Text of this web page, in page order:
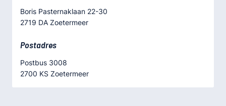
Boris Pasternaklaan 22-30
2719 DA Zoetermeer
Postadres
Postbus 3008
2700 KS Zoetermeer